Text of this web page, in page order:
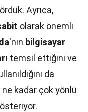
Ayrıca,
olarak önemli
'nın bilgisayar
temsil ettiğini ve
da
ne kadar çok yönlü